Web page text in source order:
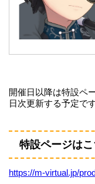
開催日以降は特設ペ
日次更新する予定です
特設ページはこ
https://m-virtual.jp/